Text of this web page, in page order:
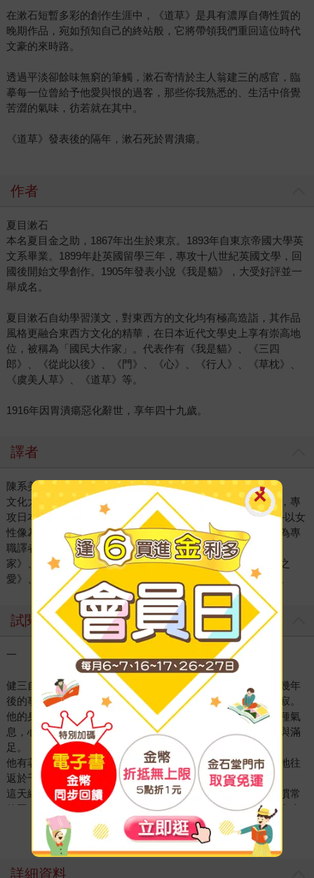
在漱石短暫多彩的創作生涯中，《道草》是具有濃厚自傳性質的
晚期作品，宛如預知自己的終站般，它將帶領我們重回這位時代
文豪的來時路。
透過平淡卻餘味無窮的筆觸，漱石寄情於主人翁建三的感官，臨
摹每一位曾給予他愛與恨的過客，那些你我熟悉的、生活中倍覺
苦澀的氣味，彷若就在其中。
《道草》發表後的隔年，漱石死於胃潰瘍。
作者
夏目漱石
本名夏目金之助，1867年出生於東京。1893年自東京帝國大學英
文系畢業。1899年赴英國留學三年，專攻十八世紀英國文學，回
國後開始文學創作。1905年發表小說《我是貓》，大受好評並一
舉成名。
夏目漱石自幼學習漢文，對東西方的文化均有極高造詣，其作品
風格更融合東西方文化的精華，在日本近代文學史上享有崇高地
位，被稱為「國民大作家」。代表作有《我是貓》、《三四
郎》、《從此以後》、《門》、《心》、《行人》、《草枕》、
《虞美人草》、《道草》等。
1916年因胃潰瘍惡化辭世，享年四十九歲。
譯者
陳系美
文化大學中文系文藝創作組，日本筑波大學地域研究所碩士，專
攻日本近代文學，碩士論文《三島由紀夫《鏡子之家》論──以女
性像為中心》。曾任空中大學日文講師、華視特約譯播，現為專
職譯者。譯有：夏目漱石《三四郎》、三島由紀夫《鏡子之
家》、太宰治《人間失格》《維榮之妻》、山田詠美《賢者之
愛》、平野啓一郎《日間演奏會散場時》《那個男人》等書。
試閱
一
健三自遙遠國度歸來，在駒辻的深巷建立家庭，是離開東京幾年
後的事。踏上久違的故鄉土地，新奇之餘，他也感到一種孤寂。
他的身上依然帶著，剛拋在身後的遙遠國度氣息。他厭惡這種氣
息，心想必須早日甩掉，卻沒發覺這種氣息潛藏著他的自豪與滿
足。
他有著沾染這種氣息之人常見的不自在神情，一天兩次規律地往
返於千駄木到追分大街之間。
這天細雨霏霏，他沒穿外套也沒穿雨衣，只撐著一把傘，在慣常
的固定時間，沿著慣常的路線，朝著本鄉走去，不料快到人力車
出租店前，遇見一個意想不到的人。那人沿著根津權現神社後門
的坡道往上走，恰好與健三反方向朝北走來。健三無意中看到他
時，他早已來到前方約二十公尺處，健三已進入他的視野。於是
健三見狀慌忙移開視線。
看更多
詳細資料